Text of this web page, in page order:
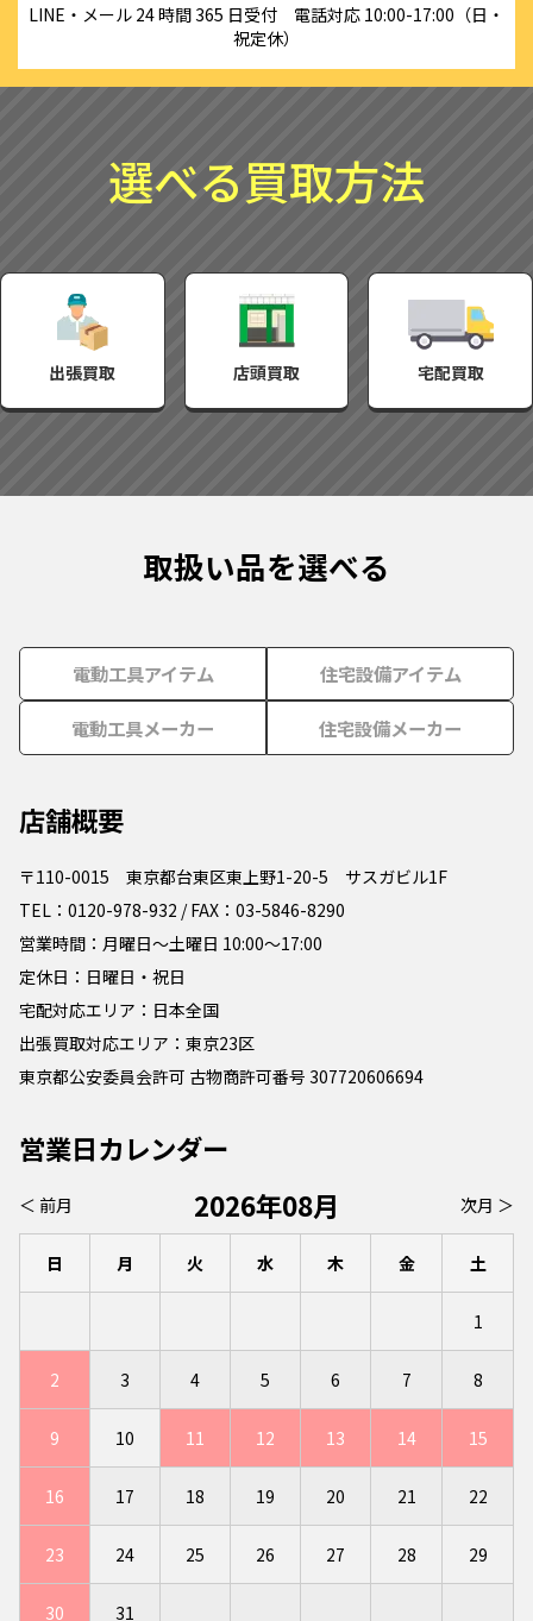
LINE・メール 24 時間 365 日受付　電話対応 10:00-17:00（日・
祝定休）
選べる買取方法
出張買取 店頭買取 宅配買取
取扱い品を選べる
電動工具アイテム 住宅設備アイテム
電動工具メーカー 住宅設備メーカー
店舗概要
〒110-0015 東京都台東区東上野1-20-5 サスガビル1F
TEL：0120-978-932 / FAX：03-5846-8290
営業時間：月曜日～土曜日 10:00～17:00
定休日：日曜日・祝日
宅配対応エリア：日本全国
出張買取対応エリア：東京23区
東京都公安委員会許可 古物商許可番号 307720606694
営業日カレンダー
＜ 前月 2026年08月 次月 ＞
日 月 火 水 木 金 土
1
2 3 4 5 6 7 8
9 10 11 12 13 14 15
16 17 18 19 20 21 22
23 24 25 26 27 28 29
30 31